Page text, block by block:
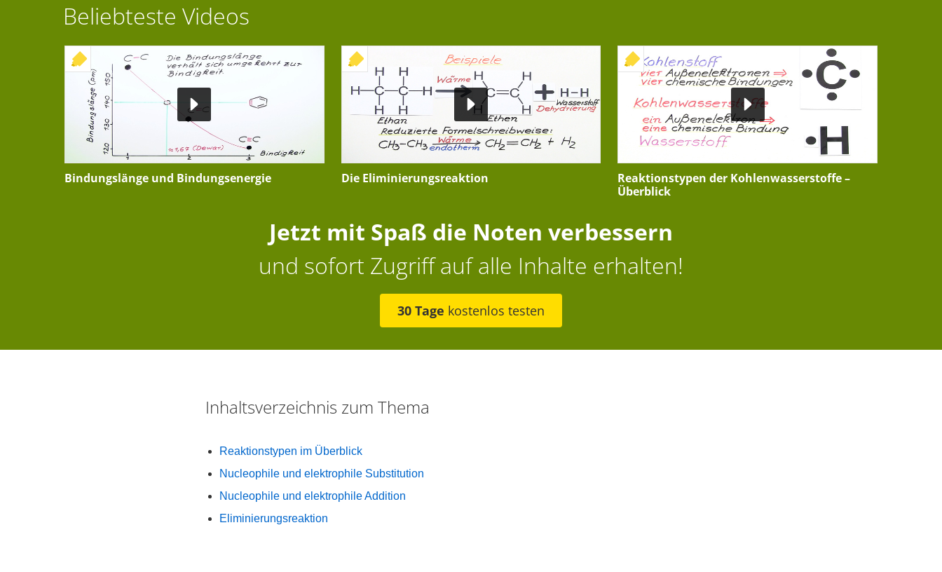
Beliebteste Videos
+ INTERAKTIVE ÜBUNG
Bindungslänge und Bindungsenergie
+ INTERAKTIVE ÜBUNG
Die Eliminierungsreaktion
+ INTERAKTIVE ÜBUNG
Reaktionstypen der Kohlenwasserstoffe –
Überblick
Jetzt mit Spaß die Noten verbessern
und sofort Zugriff auf alle Inhalte erhalten!
30 Tage kostenlos testen
Inhaltsverzeichnis zum Thema
Reaktionstypen im Überblick
Nucleophile und elektrophile Substitution
Nucleophile und elektrophile Addition
Eliminierungsreaktion